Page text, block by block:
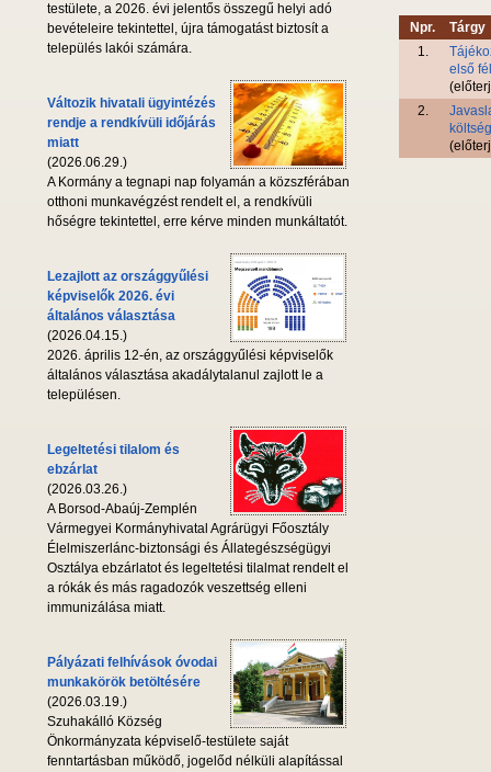
testülete, a 2026. évi jelentős összegű helyi adó
bevételeire tekintettel, újra támogatást biztosít a
település lakói számára.
Változik hivatali ügyintézés
rendje a rendkívüli időjárás
miatt
(2026.06.29.)
A Kormány a tegnapi nap folyamán a közszférában
otthoni munkavégzést rendelt el, a rendkívüli
hőségre tekintettel, erre kérve minden munkáltatót.
Lezajlott az országgyűlési
képviselők 2026. évi
általános választása
(2026.04.15.)
2026. április 12-én, az országgyűlési képviselők
általános választása akadálytalanul zajlott le a
településen.
Legeltetési tilalom és
ebzárlat
(2026.03.26.)
A Borsod-Abaúj-Zemplén
Vármegyei Kormányhivatal Agrárügyi Főosztály
Élelmiszerlánc-biztonsági és Állategészségügyi
Osztálya ebzárlatot és legeltetési tilalmat rendelt el
a rókák és más ragadozók veszettség elleni
immunizálása miatt.
Pályázati felhívások óvodai
munkakörök betöltésére
(2026.03.19.)
Szuhakálló Község
Önkormányzata képviselő-testülete saját
fenntartásban működő, jogelőd nélküli alapítással
Npr.
Tárgy
1.
első
2.